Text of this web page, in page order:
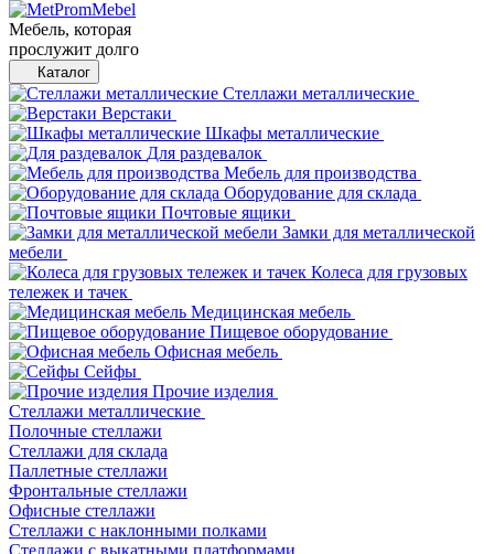
Мебель, которая
прослужит долго
Каталог
Стеллажи металлические
Верстаки
Шкафы металлические
Для раздевалок
Мебель для производства
Оборудование для склада
Почтовые ящики
Замки для металлической
мебели
Колеса для грузовых
тележек и тачек
Медицинская мебель
Пищевое оборудование
Офисная мебель
Сейфы
Прочие изделия
Стеллажи металлические
Полочные стеллажи
Стеллажи для склада
Паллетные стеллажи
Фронтальные стеллажи
Офисные стеллажи
Стеллажи с наклонными полками
Стеллажи с выкатными платформами